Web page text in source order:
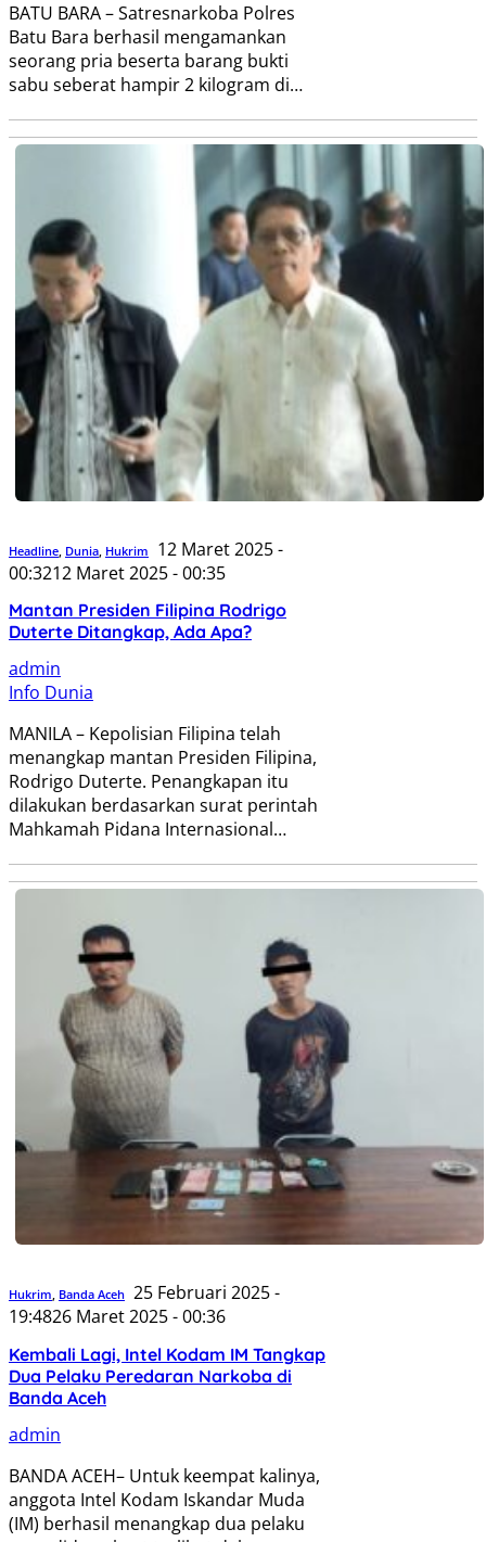
BATU BARA – Satresnarkoba Polres
Batu Bara berhasil mengamankan
seorang pria beserta barang bukti
sabu seberat hampir 2 kilogram di…
Headline Dunia Hukrim
12 Maret 2025 -
00:3212 Maret 2025 - 00:35
Mantan Presiden Filipina Rodrigo
Duterte Ditangkap, Ada Apa?
admin
Info Dunia
MANILA – Kepolisian Filipina telah
menangkap mantan Presiden Filipina,
Rodrigo Duterte. Penangkapan itu
dilakukan berdasarkan surat perintah
Mahkamah Pidana Internasional…
Hukrim, Banda Aceh 25 Februari 2025 -
19:4826 Maret 2025 - 00:36
Kembali Lagi, Intel Kodam IM Tangkap
Dua Pelaku Peredaran Narkoba di
Banda Aceh
admin
BANDA ACEH– Untuk keempat kalinya,
anggota Intel Kodam Iskandar Muda
(IM) berhasil menangkap dua pelaku